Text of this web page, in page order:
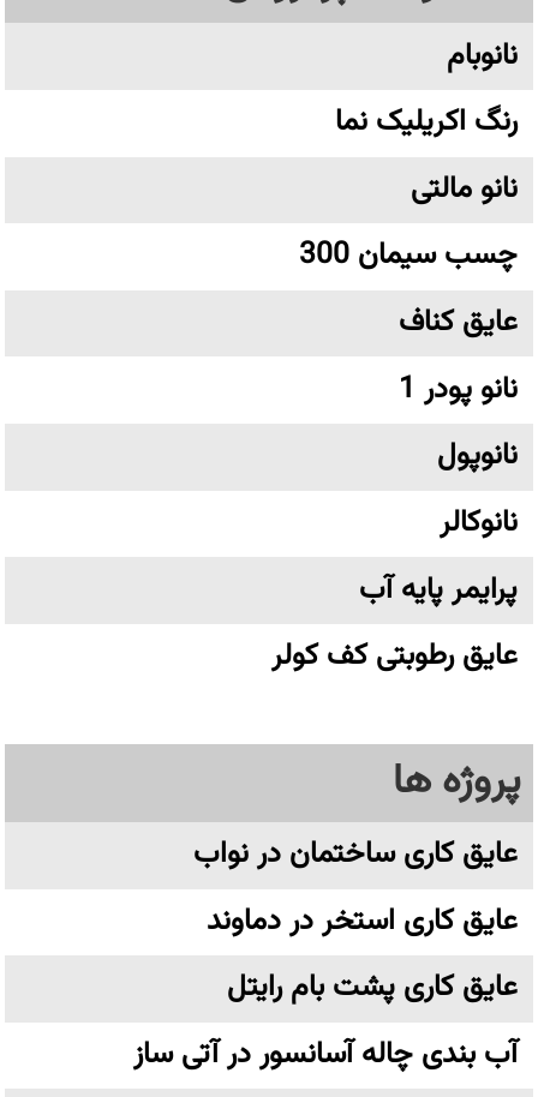
نانوبام
رنگ اکریلیک نما
نانو مالتی
چسب سیمان 300
عایق کناف
نانو پودر 1
نانوپول
نانوکالر
پرایمر پایه آب
عایق رطوبتی کف کولر
پروژه ها
عایق کاری ساختمان در نواب
عایق کاری استخر در دماوند
عایق کاری پشت بام رایتل
آب بندی چاله آسانسور در آتی ساز